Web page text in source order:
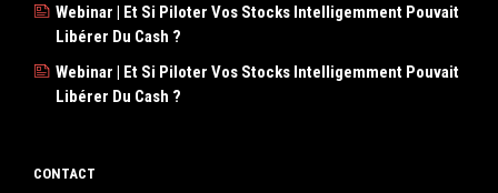
Webinar | Et Si Piloter Vos Stocks Intelligemment Pouvait
Libérer Du Cash ?
Webinar | Et Si Piloter Vos Stocks Intelligemment Pouvait
Libérer Du Cash ?
CONTACT